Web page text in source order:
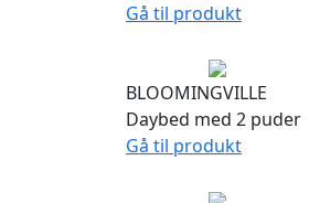
Gå til produkt
BLOOMINGVILLE
Daybed med 2 puder
Gå til produkt